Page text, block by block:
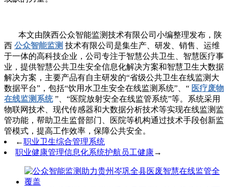
本文由陕西公众智能监测技术有限公司小编整理发布，陕
西 公众智能监测 技术有限公司是集生产、研发、销售、运维
于一体的高科技企业，公司专注于智慧公共卫生、智慧医疗事
业，提供智慧公共卫生安全信息化解决方案和智慧卫生大数据
解决方案，主要产品有自主研发的“省级公共卫生在线监测大
数据平台”，包括“饮用水卫生安全在线监测系统”、“ 医疗废物
在线监测系统 ”、“医院放射安全在线监管系统”等。系统采用
物联网技术、现代传感器和大数据分析技术等实现在线监测监
管功能，帮助卫生监督部门、医院等机构通过技术手段创新监
管模式，提高工作效率，保障公共安全。
←职业卫生综合管理系统
职业健康管理信息化系统护航员工健康→